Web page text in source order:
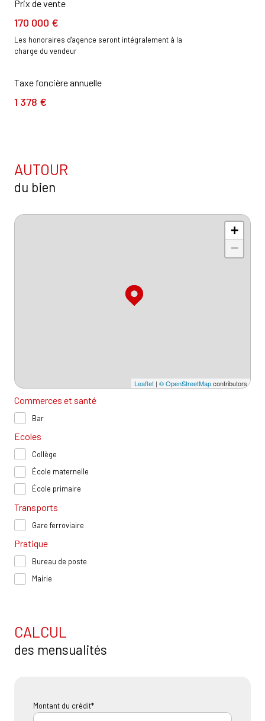
Prix de vente
170 000 €
Les honoraires d'agence seront intégralement à la
charge du vendeur
Taxe foncière annuelle
1 378 €
AUTOUR
du bien
+
−
Leaflet | © OpenStreetMapcontributors
Commerces et santé
Bar
Ecoles
Collège
École maternelle
École primaire
Transports
Gare ferroviaire
Pratique
Bureau de poste
Mairie
CALCUL
des mensualités
Montant du crédit*